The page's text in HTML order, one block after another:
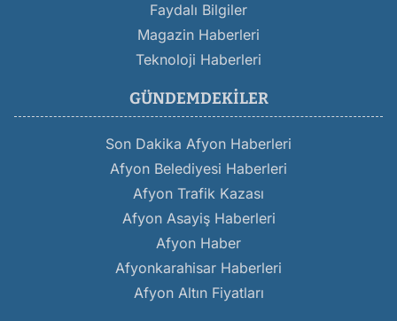
Faydalı Bilgiler
Magazin Haberleri
Teknoloji Haberleri
GÜNDEMDEKILER
Son Dakika Afyon Haberleri
Afyon Belediyesi Haberleri
Afyon Trafik Kazası
Afyon Asayiş Haberleri
Afyon Haber
Afyonkarahisar Haberleri
Afyon Altın Fiyatları